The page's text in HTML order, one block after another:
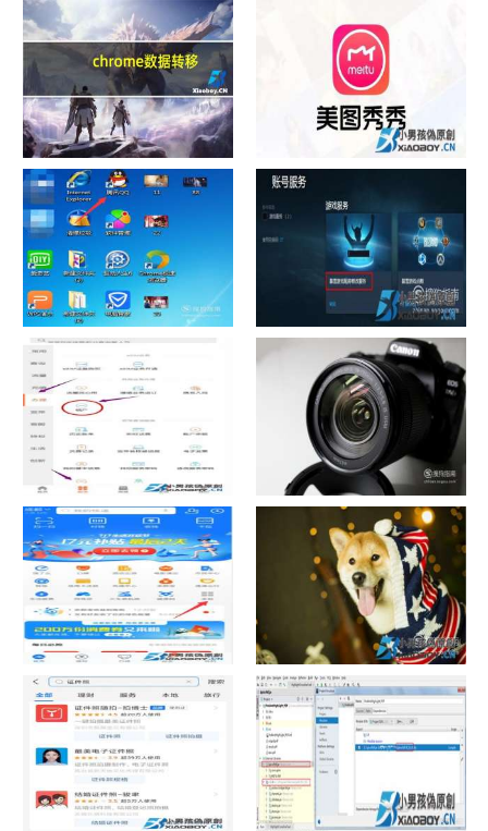
chrome数据转移 怎样给照片换背景
如何看认识QQ好友具体多少天
了
战网怎么修改昵称？
中国联通手机营业厅销户操作
指引
摄影作品的欣赏方法
支付宝怎么拍违章挣钱？
宠物定位器app开发可以解决哪
些问题？